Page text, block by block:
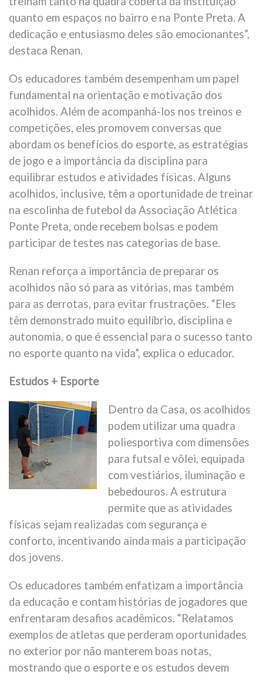
quanto em espaços no bairro e na Ponte Preta. A
dedicação e entusiasmo deles são emocionantes”,
destaca Renan.
Os educadores também desempenham um papel
fundamental na orientação e motivação dos
acolhidos. Além de acompanhá-los nos treinos e
competições, eles promovem conversas que
abordam os benefícios do esporte, as estratégias
de jogo e a importância da disciplina para
equilibrar estudos e atividades físicas. Alguns
acolhidos, inclusive, têm a oportunidade de treinar
na escolinha de futebol da Associação Atlética
Ponte Preta, onde recebem bolsas e podem
participar de testes nas categorias de base.
Renan reforça a importância de preparar os
acolhidos não só para as vitórias, mas também
para as derrotas, para evitar frustrações. “Eles
têm demonstrado muito equilíbrio, disciplina e
autonomia, o que é essencial para o sucesso tanto
no esporte quanto na vida”, explica o educador.
Estudos + Esporte
Dentro da Casa, os acolhidos
podem utilizar uma quadra
poliesportiva com dimensões
para futsal e vôlei, equipada
com vestiários, iluminação e
bebedouros. A estrutura
permite que as atividades
físicas sejam realizadas com segurança e
conforto, incentivando ainda mais a participação
dos jovens.
Os educadores também enfatizam a importância
da educação e contam histórias de jogadores que
enfrentaram desafios acadêmicos. “Relatamos
exemplos de atletas que perderam oportunidades
no exterior por não manterem boas notas,
mostrando que o esporte e os estudos devem